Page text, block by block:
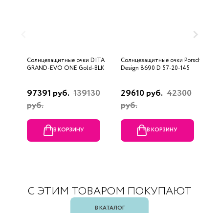
Солнцезащитные очки DITA
GRAND-EVO ONE Gold-BLK
97391 руб. 139130
руб.
В КОРЗИНУ
Солнцезащитные очки Porsche
Design 8690 D 57-20-145
29610 руб. 42300
руб.
В КОРЗИНУ
С ЭТИМ ТОВАРОМ ПОКУПАЮТ
В КАТАЛОГ